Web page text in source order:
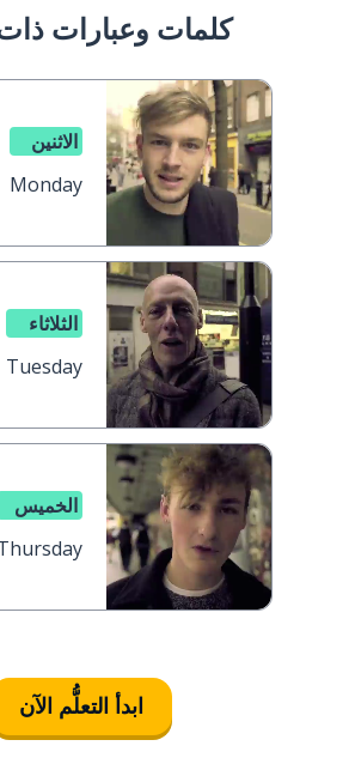
كلمات وعبارات
الاثنين
Monday
الثلاثاء
Tuesday
الخميس
ابدأ التعلُّم الآن